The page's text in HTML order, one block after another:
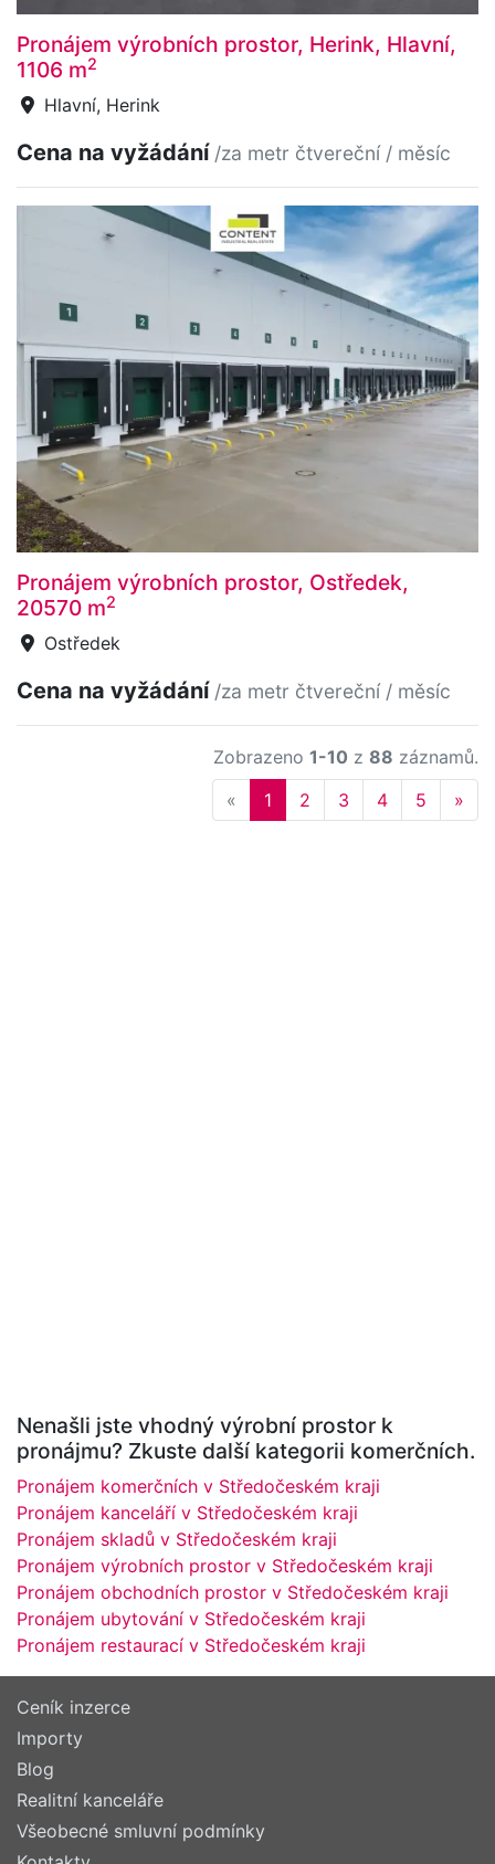
Pronájem výrobních prostor, Herink, Hlavní,
1106 m2
Hlavní, Herink
Cena na vyžádání /za metr čtvereční / měsíc
Pronájem výrobních prostor, Ostředek,
20570 m2
Ostředek
Cena na vyžádání /za metr čtvereční / měsíc
Zobrazeno 1-10 z 88 záznamů.
« Previous
1 2 3 4 5 »
Nenašli jste vhodný výrobní prostor k
pronájmu? Zkuste další kategorii komerčních.
Pronájem komerčních v Středočeském kraji
Pronájem kanceláří v Středočeském kraji
Pronájem skladů v Středočeském kraji
Pronájem výrobních prostor v Středočeském kraji
Pronájem obchodních prostor v Středočeském kraji
Pronájem ubytování v Středočeském kraji
Pronájem restaurací v Středočeském kraji
Ceník inzerce
Importy
Blog
Realitní kanceláře
Všeobecné smluvní podmínky